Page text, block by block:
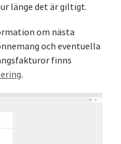
länge det är giltigt.
om nästa
och eventuella
finns
.